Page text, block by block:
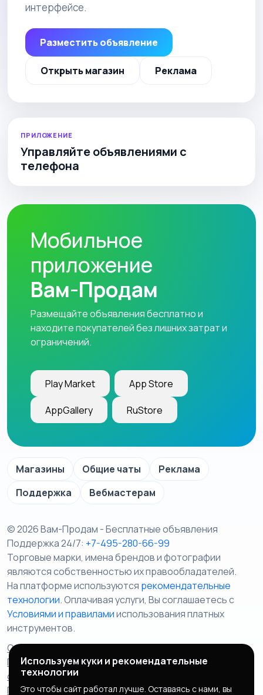
интерфейсе.
Разместить объявление
Открыть магазин Реклама
ПРИЛОЖЕНИЕ
Управляйте объявлениями с
телефона
Мобильное
приложение
Вам-Продам
Размещайте объявления бесплатно и
находите покупателей без лишних затрат и
ограничений.
Play Market App Store
AppGallery RuStore
Магазины Общие чаты
Реклама
Поддержка
Вебмастерам
© 2026 Вам-Продам - Бесплатные объявления
Поддержка 24/7: +7-495-280-66-99
Торговые марки, имена брендов и фотографии
являются собственностью их правообладателей.
На платформе используются рекомендательные
технологии. Оплачивая услуги, Вы соглашаетесь c
Условиями и правиламииспользования платных
инструментов.
Отказ от ответственности
Правила сервиса
Политика конфиденциальности
Пользовательское
соглашение
Запрещенные товары/услуги
Правообладателям
Партнерская программа
Используем куки и рекомендательные
технологии
Это чтобы сайт работал лучше. Оставаясь с нами, вы